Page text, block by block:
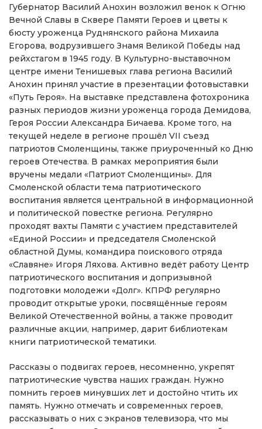
Губернатор Василий Анохин возложил венок к Огню
Вечной Славы в Сквере Памяти Героев и цветы к
бюсту уроженца Руднянского района Михаила
Егорова, водрузившего Знамя Великой Победы над
рейхстагом в 1945 году. В Культурно-выставочном
центре имени Тенишевых глава региона Василий
Анохин принял участие в презентации фотовыставки
«Путь Героя». На выставке представлена фотохроника
разных периодов жизни уроженца города Демидова,
Героя России Александра Бичаева. Кроме того, на
текущей неделе в регионе прошёл VII съезд
патриотов Смоленщины, также приуроченный ко Дню
героев Отечества. В рамках мероприятия были
вручены медали «Патриот Смоленщины». Для
Смоленской области тема патриотического
воспитания является центральной в информационной
и политической повестке региона. Регулярно
проходят вахты Памяти с участием представителей
«Единой России» и председателя Смоленской
областной Думы, командира поискового отряда
«Славяне» Игоря Ляхова. Активно ведёт работу Центр
патриотического воспитания и допризывной
подготовки молодежи «Долг». КПРФ регулярно
проводит открытые уроки, посвящённые героям
Великой Отечественной войны, а также проводит
различные акции, например, дарит библиотекам
книги патриотической тематики.
Рассказы о подвигах героев, несомненно, укрепят
патриотические чувства наших граждан. Нужно
помнить героев минувших лет и достойно чтить их
память. Нужно отмечать и современных героев,
рассказывать о них с экранов телевизора, что мы